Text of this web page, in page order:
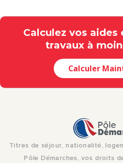
Calculez vos aides
travaux à
Calculer
Titres de séjour, nationalité,
Pôle Démarches, vos droits